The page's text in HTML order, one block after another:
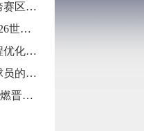
2026三国世界杯：边境通关效能与跨赛区通勤时长预测
基于104起争议判例的实证分析：2026世界杯半自动越位系统触发逻辑与判准精度的优化校准
球场降温喷雾系统：覆盖半径的工程优化策略
**角色权重革命：2026世界杯核心球员的战术职能重塑**
C罗点射定乾坤，葡萄牙逆风翻盘重燃晋级希望